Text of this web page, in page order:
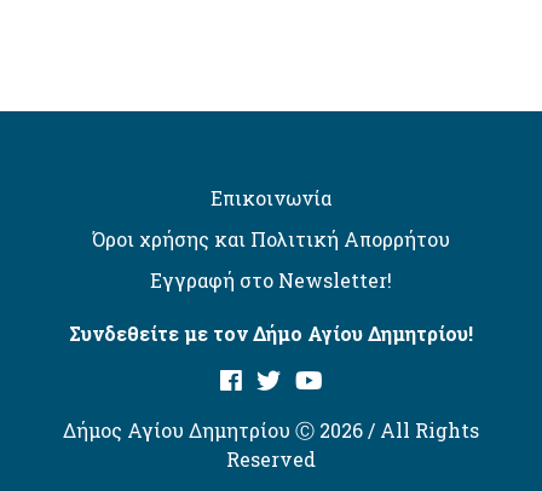
Επικοινωνία
Όροι χρήσης και Πολιτική Απορρήτου
Εγγραφή στο Newsletter!
Συνδεθείτε με τον Δήμο Αγίου Δημητρίου!
Δήμος Αγίου Δημητρίου Ⓒ 2026 / All Rights
Reserved